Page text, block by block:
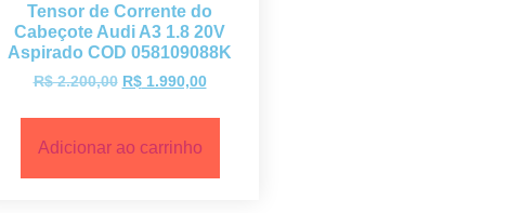
Tensor de Corrente do
Cabeçote Audi A3 1.8 20V
Aspirado COD 058109088K
R$2.200,00 R$1.990,00
Adicionar ao carrinho